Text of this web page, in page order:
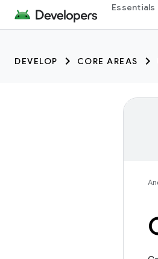
Essentials
DEVELOP CORE AREAS